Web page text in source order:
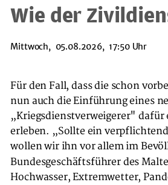
Wie der
Mittwoch, 05.08.2026, 17:50 Uhr
Für den Fall, dass die schon
nun auch die Einführung eines
„Kriegsdienstverweigerer"
erleben. „Sollte ein
wollen wir ihn vor allem im
Bundesgeschäftsführer des
Hochwasser, Extremwetter,